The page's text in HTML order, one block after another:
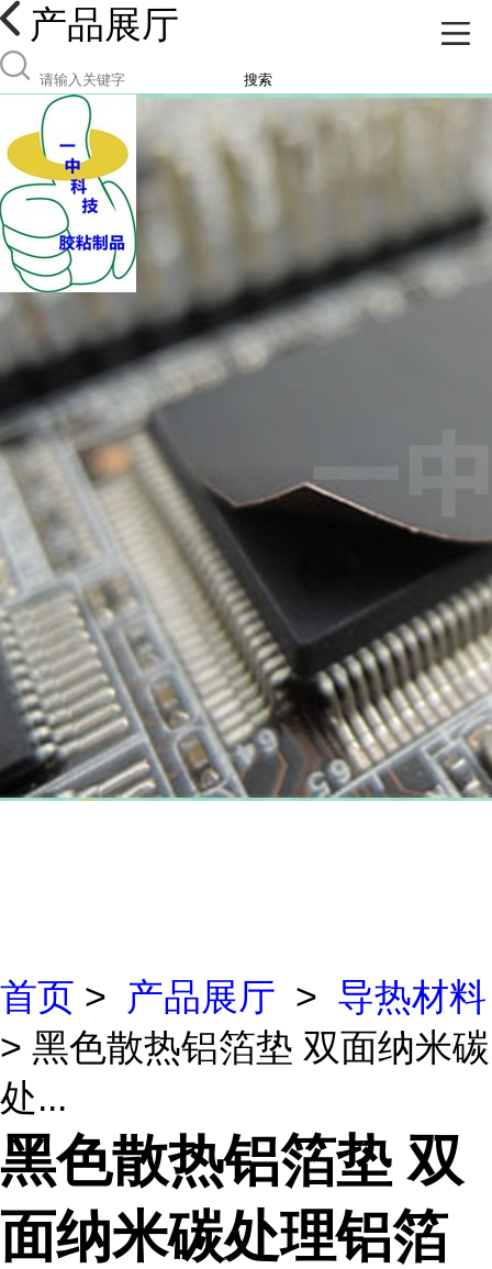
产品展厅
搜索
首页 > 产品展厅 > 导热材料
> 黑色散热铝箔垫 双面纳米碳
处...
黑色散热铝箔垫 双
面纳米碳处理铝箔